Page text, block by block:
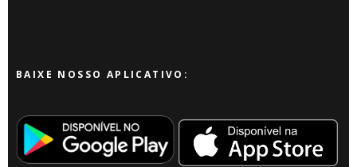
BAIXE NOSSO APLICATIVO: